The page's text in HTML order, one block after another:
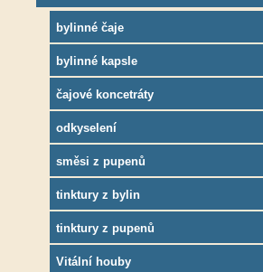
bylinné čaje
bylinné kapsle
čajové koncetráty
odkyselení
směsi z pupenů
tinktury z bylin
tinktury z pupenů
Vitální houby